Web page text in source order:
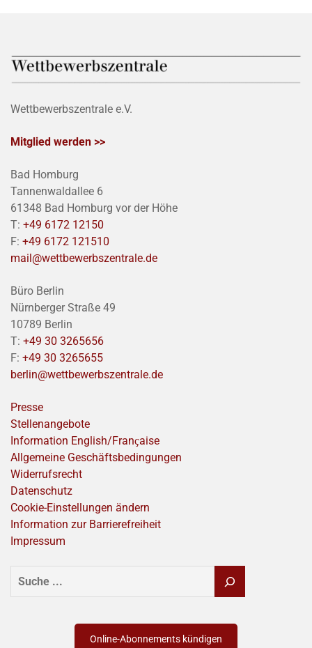
Wettbewerbszentrale e.V.
Mitglied werden >>
Bad Homburg
Tannenwaldallee 6
61348 Bad Homburg vor der Höhe
T: +49 6172 12150
F: +49 6172 121510
mail@wettbewerbszentrale.de
Büro Berlin
Nürnberger Straße 49
10789 Berlin
T: +49 30 3265656
F: +49 30 3265655
berlin@wettbewerbszentrale.de
Presse
Stellenangebote
Information English/Franҫaise
Allgemeine Geschäftsbedingungen
Widerrufsrecht
Datenschutz
Cookie-Einstellungen ändern
Information zur Barrierefreiheit
Impressum
SUCHEN
Online-Abonnements kündigen